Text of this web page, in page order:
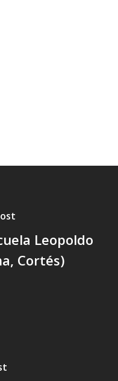
Leopoldo
Cortés)
Vaca Mecánica
Villas Pesqueras